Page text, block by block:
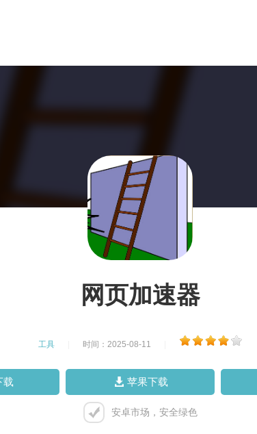
网页加速器
工具 时间：2025-08-11
载 苹果下载
安卓市场，安全绿色